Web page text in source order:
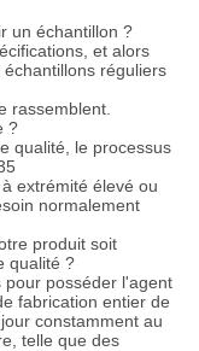
un échantillon ?
et alors
réguliers
rassemblent.
?
qualité, le processus
extrémité élevé ou
normalement
produit soit
qualité ?
pour posséder l'agent
fabrication entier de
constamment au
telle que des